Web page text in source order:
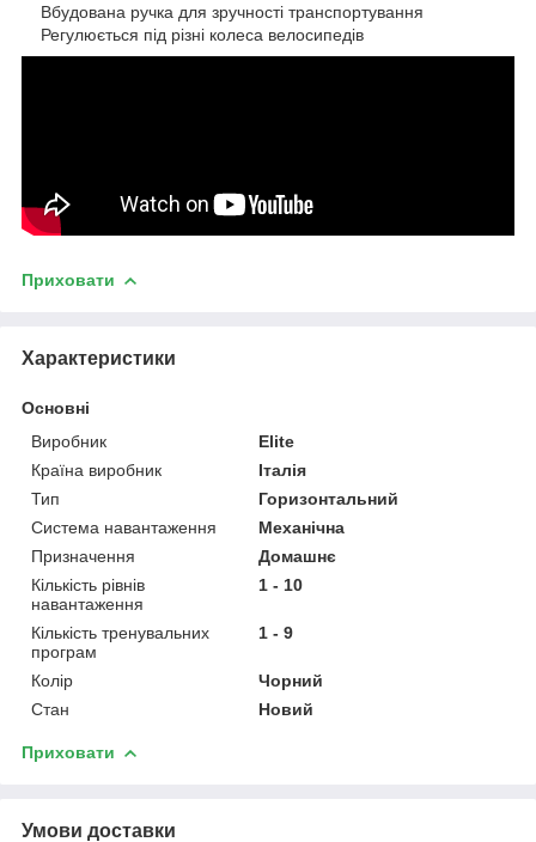
Вбудована ручка для зручності транспортування
Регулюється під різні колеса велосипедів
Приховати
Характеристики
Основні
Виробник
Elite
Країна виробник
Італія
Тип
Горизонтальний
Система навантаження
Механічна
Призначення
Домашнє
Кількість рівнів
навантаження
1 - 10
Кількість тренувальних
програм
1 - 9
Колір
Чорний
Стан
Новий
Приховати
Умови доставки